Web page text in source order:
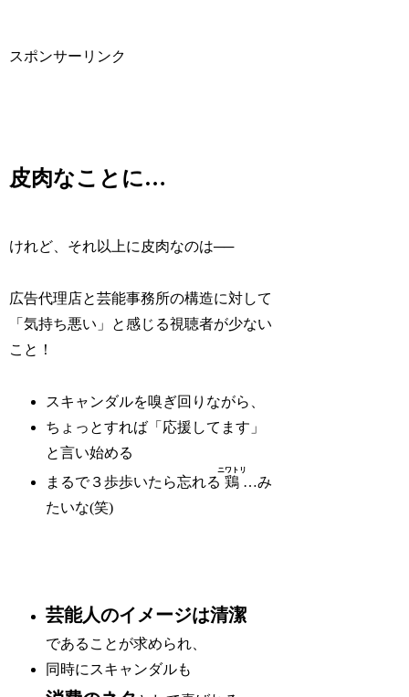
スポンサーリンク
皮肉なことに…
けれど、それ以上に皮肉なのは──
広告代理店と芸能事務所の構造に対して
「気持ち悪い」と感じる視聴者が少ない
こと！
スキャンダルを嗅ぎ回りながら、
ちょっとすれば「応援してます」
と言い始める
まるで３歩歩いたら忘れる 鶏
ニワトリ
…み
たいな(笑)
芸能人のイメージは清潔
であることが求められ、
同時にスキャンダルも